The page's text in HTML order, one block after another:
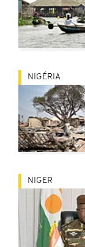
NIGÉRIA
NIGER